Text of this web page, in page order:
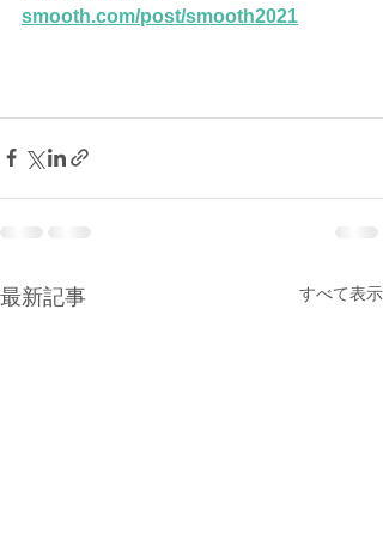
smooth.com/post/smooth2021
最新記事 すべて表示